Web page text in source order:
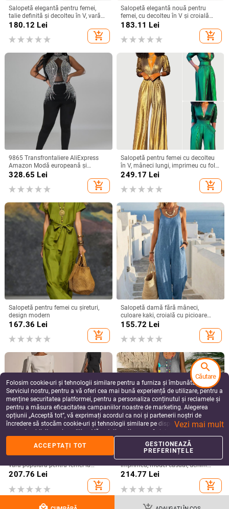
Salopetă elegantă pentru femei,
talie definită și decolteu în V, vară
2026, amestec Tencel
180.12 Lei
add_shopping_cart
Salopetă elegantă nouă pentru
femei, cu decolteu în V și croială
lată, în stil european și american,
183.11 Lei
add_shopping_cart
9865 Transfrontaliere AliExpress
Amazon Modă europeană și
americană pentru femei, culoare
solidă, plasă cu stras, pantaloni
fără mâneci
328.65 Lei
add_shopping_cart
Salopetă pentru femei cu decolteu
în V, mâneci lungi, imprimeu cu folie
aurie, bretele pentru strângerea
taliei, talie înaltă, stil urban, toamnă
2025
249.17 Lei
add_shopping_cart
Salopetă pentru femei cu șireturi,
design modern
167.36 Lei
add_shopping_cart
Salopetă damă fără mâneci,
culoare kaki, croială cu picioare
largi, stil casual de vară
155.72 Lei
add_shopping_cart
2025 Stația independentă Wish
vara populară pentru femei la
modă cu mărgele decorațiuni
elegante salopetă/haine slim
elegantă
207.76 Lei
add_shopping_cart
Salopetă fără mâneci în stil boem,
imprimeu, model casual, denim
subțire, amestec bumbac-poliester,
214.77 Lei
add_shopping_cart
Folosim cookie-uri și tehnologii similare pentru a furniza și îmbunătăți
Serviciul nostru, pentru a vă oferi cea mai bună experiență de utilizare, pentru a
menține securitatea platformei, pentru a personaliza conținutul și reclamele și
pentru a măsura eficacitatea campaniilor noastre de marketing. Alegerea
opțiunii „Acceptă tot”, vă exprimați acordul ca noi și partenerii noștri de
încredere să stocăm cookie-uri și tehnologii similare pe dispozitivul dvs. în
scopuri publicitare și analitice. Vă puteți gestiona preferințele în orice moment
făcând clic pe „Gestionează preferințele”. Pentru mai multe informații, vă
rugăm să consultațiPolitica noastră de confidențialitate.
Vezi mai mult
ACCEPTAȚI TOT
GESTIONEAZĂ
PREFERINȚELE
search
Căutare